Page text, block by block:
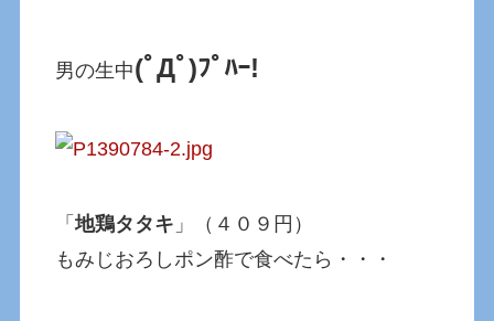
男の生中(ﾟДﾟ)ﾌﾟﾊｰ!
「地鶏タタキ 」（４０９円）
もみじおろしポン酢で食べたら・・・